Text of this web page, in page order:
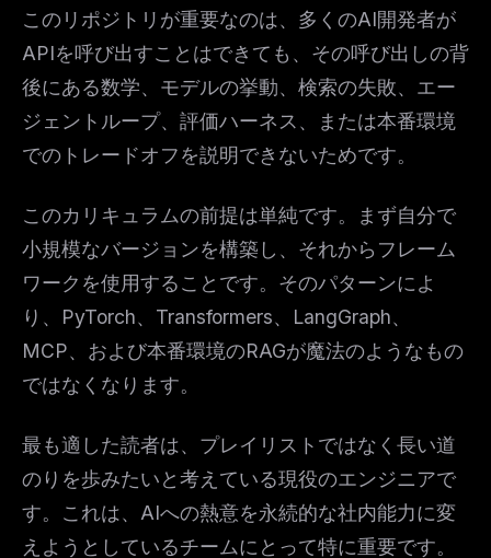
このリポジトリが重要なのは、多くのAI開発者が
APIを呼び出すことはできても、その呼び出しの背
後にある数学、モデルの挙動、検索の失敗、エー
ジェントループ、評価ハーネス、または本番環境
でのトレードオフを説明できないためです。
このカリキュラムの前提は単純です。まず自分で
小規模なバージョンを構築し、それからフレーム
ワークを使用することです。そのパターンによ
り、PyTorch、Transformers、LangGraph、
MCP、および本番環境のRAGが魔法のようなもの
ではなくなります。
最も適した読者は、プレイリストではなく長い道
のりを歩みたいと考えている現役のエンジニアで
す。これは、AIへの熱意を永続的な社内能力に変
えようとしているチームにとって特に重要です。